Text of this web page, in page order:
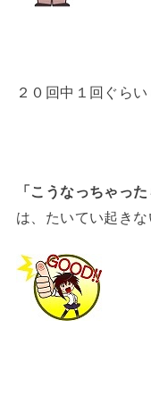
２０回中１回ぐら
「こうなっちゃっ
は、たいてい起きな